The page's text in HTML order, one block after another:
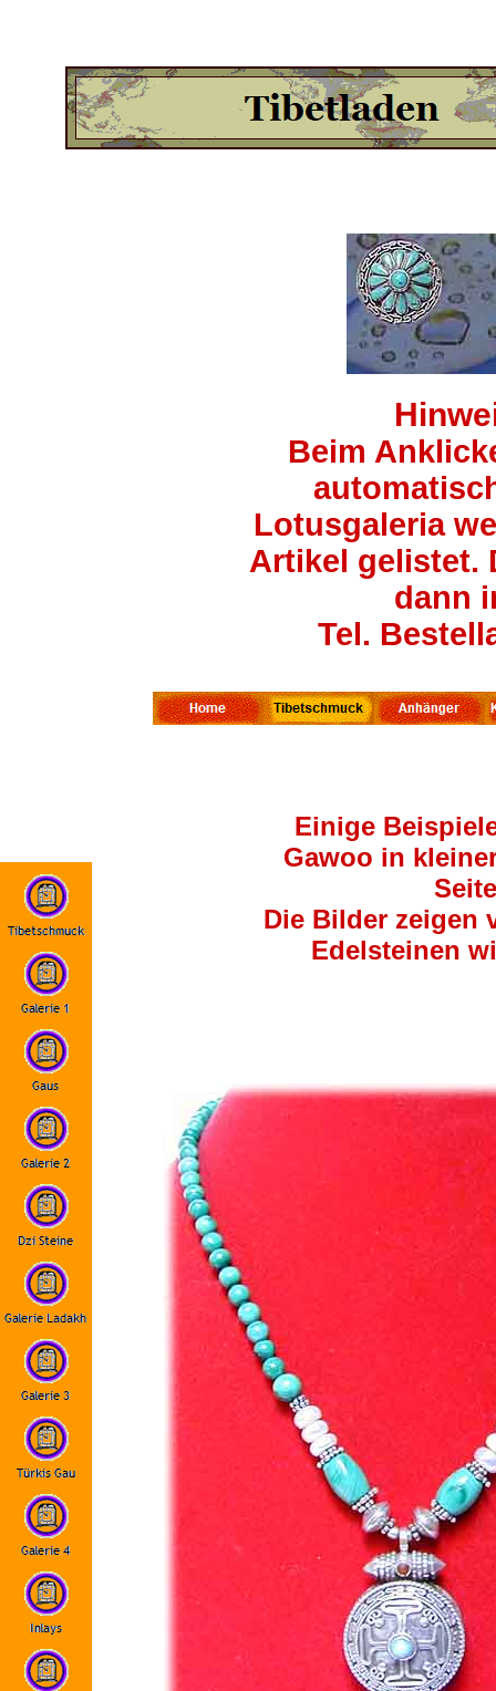
Beim
Lotusgaleria
Artikel gelistet.
dann
Tel.
Einige
Gawoo in
Die Bilder zeigen
Edelsteinen